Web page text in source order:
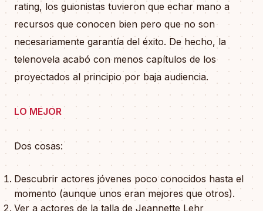
rating, los guionistas tuvieron que echar mano a
recursos que conocen bien pero que no son
necesariamente garantía del éxito. De hecho, la
telenovela acabó con menos capítulos de los
proyectados al principio por baja audiencia.
LO MEJOR
Dos cosas:
Descubrir actores jóvenes poco conocidos hasta el
momento (aunque unos eran mejores que otros).
Ver a actores de la talla de Jeannette Lehr